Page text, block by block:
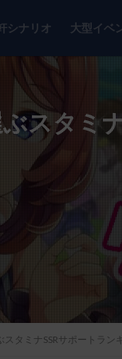
シナリオ 大型イベ
スタミ
スタミナSSRサポートラン